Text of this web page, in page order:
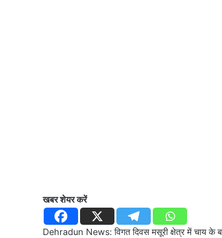
खबर शेयर करें
Dehradun News: विगत दिवस मसूरी क्षेत्र में चाय के